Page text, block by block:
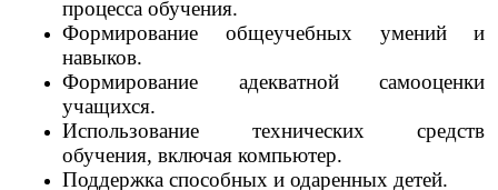
процесса обучения.
Формирование общеучебных умений и
навыков.
Формирование адекватной самооценки
учащихся.
Использование технических средств
обучения, включая компьютер.
Поддержка способных и одаренных детей.